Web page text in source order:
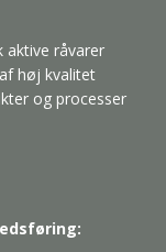
aktive råvarer
høj kvalitet
og processer